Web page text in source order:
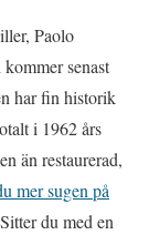
Paolo
senast
har fin historik
i 1962 års
än restaurerad,
mer sugen på
Sitter du med en